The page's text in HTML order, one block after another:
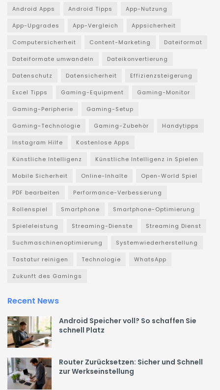
Android Apps Android Tipps App-Nutzung
App-Upgrades App-Vergleich Appsicherheit
Computersicherheit Content-Marketing Dateiformat
Dateiformate umwandeln Dateikonvertierung
Datenschutz Datensicherheit Effizienzsteigerung
Excel Tipps Gaming-Equipment Gaming-Monitor
Gaming-Peripherie Gaming-Setup
Gaming-Technologie Gaming-Zubehör Handytipps
Instagram Hilfe Kostenlose Apps
Künstliche Intelligenz Künstliche Intelligenz in Spielen
Mobile Sicherheit Online-Inhalte Open-World Spiel
PDF bearbeiten Performance-Verbesserung
Rollenspiel Smartphone Smartphone-Optimierung
Spieleleistung Streaming-Dienste Streaming Dienst
Suchmaschinenoptimierung Systemwiederherstellung
Tastatur reinigen Technologie WhatsApp
Zukunft des Gamings
Recent News
Android Speicher voll? So schaffen Sie
schnell Platz
Router Zurücksetzen: Sicher und Schnell
zur Werkseinstellung